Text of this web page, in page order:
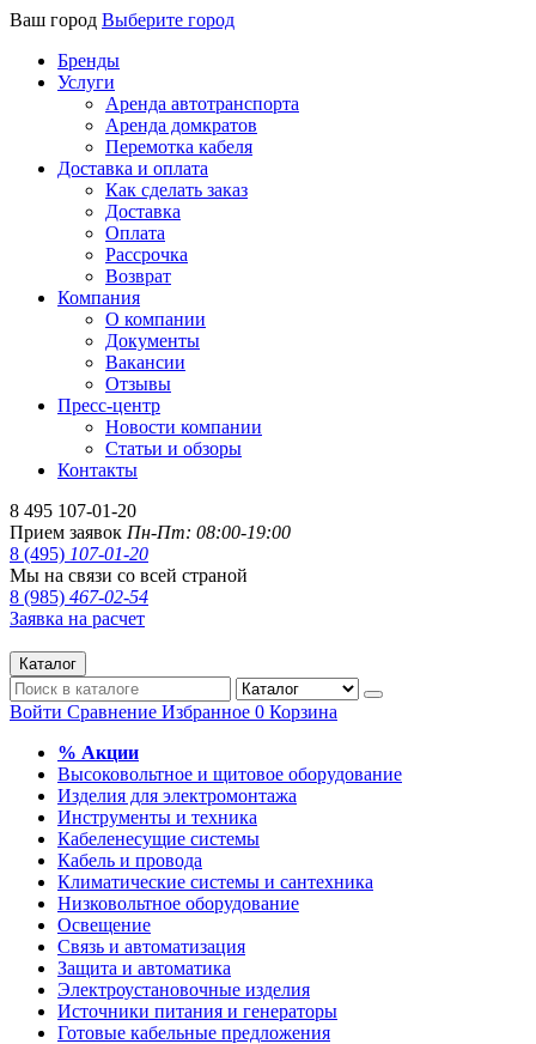
Ваш город Выберите город
Бренды
Услуги
Аренда автотранспорта
Аренда домкратов
Перемотка кабеля
Доставка и оплата
Как сделать заказ
Доставка
Оплата
Рассрочка
Возврат
Компания
О компании
Документы
Вакансии
Отзывы
Пресс-центр
Новости компании
Статьи и обзоры
Контакты
8 495 107-01-20
Прием заявок Пн-Пт: 08:00-19:00
8 (495) 107-01-20
Мы на связи со всей страной
8 (985) 467-02-54
Заявка на расчет
Каталог
Войти Сравнение Избранное 0 Корзина
% Акции
Высоковольтное и щитовое оборудование
Изделия для электромонтажа
Инструменты и техника
Кабеленесущие системы
Кабель и провода
Климатические системы и сантехника
Низковольтное оборудование
Освещение
Связь и автоматизация
Защита и автоматика
Электроустановочные изделия
Источники питания и генераторы
Готовые кабельные предложения